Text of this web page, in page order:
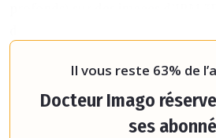
données de 328 images IRM
Il vous reste 63% de
Docteur Imago
ses